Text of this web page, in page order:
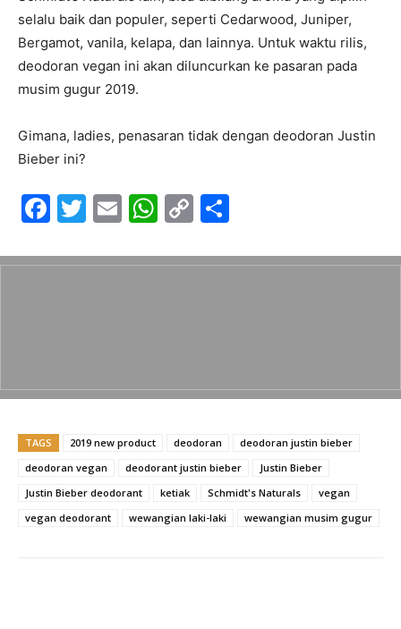
selalu baik dan populer, seperti Cedarwood, Juniper,
Bergamot, vanila, kelapa, dan lainnya. Untuk waktu rilis,
deodoran vegan ini akan diluncurkan ke pasaran pada
musim gugur 2019.
Gimana, ladies, penasaran tidak dengan deodoran Justin
Bieber ini?
F
c
o
k
T
itt
E
ai
W
at
p
C
p
k
ar
TAGS 2019 new product deodoran
deodoran justin bieber
deodoran vegan
deodorant justin bieber
Justin Bieber
Justin Bieber deodorant
ketiak Schmidt's Naturals
vegan
vegan deodorant
wewangian laki-laki wewangian musim gugur